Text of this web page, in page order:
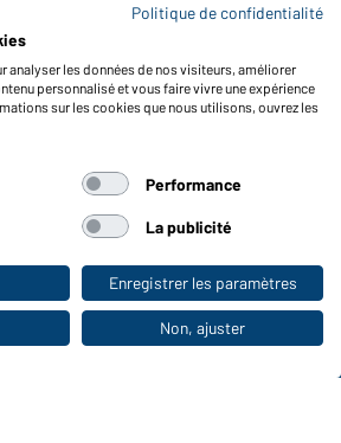
pour particuliers
to whistleblower protection act
COLLECTION
pour les professionnels :
Politique de confidentialité
analyser les données de nos visiteurs, améliorer
personnalisé et vous faire vivre une expérience
sur les cookies que nous utilisons, ouvrez les
Performance
La publicité
Enregistrer les paramètres
Non, ajuster